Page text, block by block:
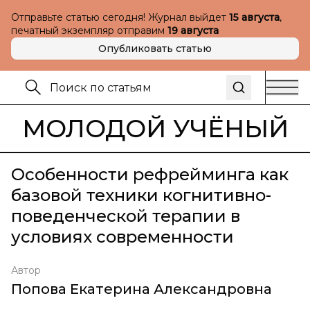
Отправьте статью сегодня! Журнал выйдет 15 августа,
печатный экземпляр отправим 19 августа
Опубликовать статью
МОЛОДОЙ УЧЁНЫЙ
Особенности рефрейминга как
базовой техники когнитивно-
поведенческой терапии в
условиях современности
Автор
Попова Екатерина Александровна